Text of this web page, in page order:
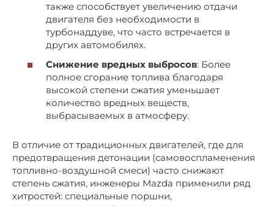
также способствует увеличению отдачи
двигателя без необходимости в
турбонаддуве, что часто встречается в
других автомобилях.
Снижение вредных выбросов: Более
полное сгорание топлива благодаря
высокой степени сжатия уменьшает
количество вредных веществ,
выбрасываемых в атмосферу.
В отличие от традиционных двигателей, где для
предотвращения детонации (самовоспламенения
топливно-воздушной смеси) часто снижают
степень сжатия, инженеры Mazda применили ряд
хитростей: специальные поршни,